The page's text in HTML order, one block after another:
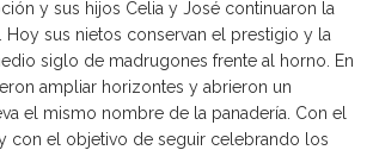
y sus hijos Celia y José continuaron la
Hoy sus nietos conservan el prestigio y la
siglo de madrugones frente al horno. En
ampliar horizontes y abrieron un
el mismo nombre de la panadería. Con el
con el objetivo de seguir celebrando los